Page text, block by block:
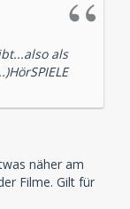
als
näher am
Filme. Gilt für